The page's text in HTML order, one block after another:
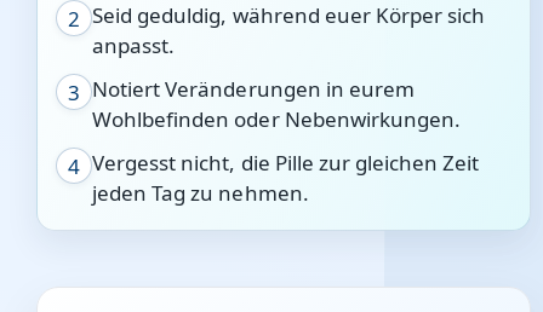
2 Seid geduldig, während euer Körper sich
anpasst.
3 Notiert Veränderungen in eurem
Wohlbefinden oder Nebenwirkungen.
4 Vergesst nicht, die Pille zur gleichen Zeit
jeden Tag zu nehmen.